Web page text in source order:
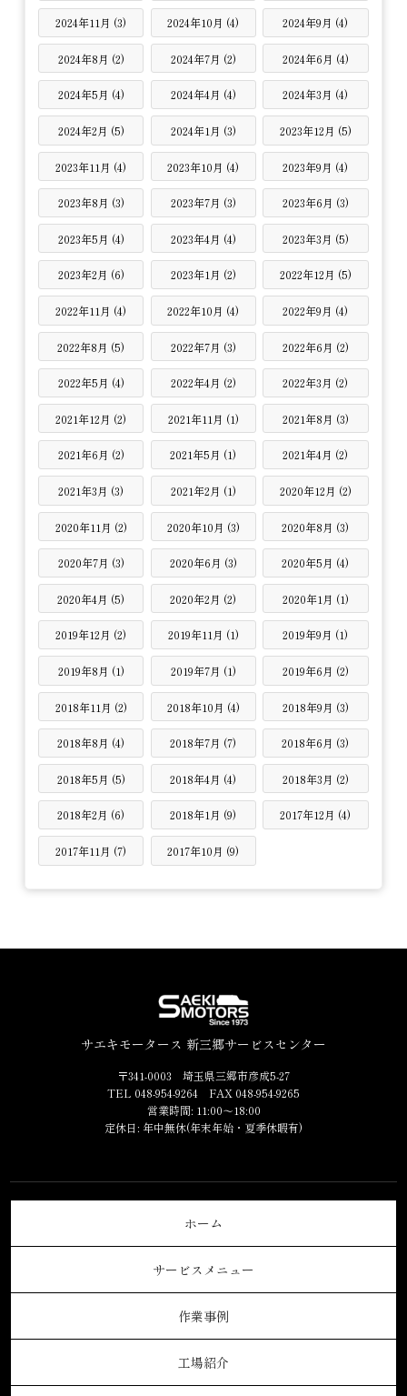
2024年11月 (3) 2024年10月 (4) 2024年9月 (4)
2024年8月 (2) 2024年7月 (2) 2024年6月 (4)
2024年5月 (4) 2024年4月 (4) 2024年3月 (4)
2024年2月 (5) 2024年1月 (3) 2023年12月 (5)
2023年11月 (4) 2023年10月 (4) 2023年9月 (4)
2023年8月 (3) 2023年7月 (3) 2023年6月 (3)
2023年5月 (4) 2023年4月 (4) 2023年3月 (5)
2023年2月 (6) 2023年1月 (2) 2022年12月 (5)
2022年11月 (4) 2022年10月 (4) 2022年9月 (4)
2022年8月 (5) 2022年7月 (3) 2022年6月 (2)
2022年5月 (4) 2022年4月 (2) 2022年3月 (2)
2021年12月 (2) 2021年11月 (1) 2021年8月 (3)
2021年6月 (2) 2021年5月 (1) 2021年4月 (2)
2021年3月 (3) 2021年2月 (1) 2020年12月 (2)
2020年11月 (2) 2020年10月 (3) 2020年8月 (3)
2020年7月 (3) 2020年6月 (3) 2020年5月 (4)
2020年4月 (5) 2020年2月 (2) 2020年1月 (1)
2019年12月 (2) 2019年11月 (1) 2019年9月 (1)
2019年8月 (1) 2019年7月 (1) 2019年6月 (2)
2018年11月 (2) 2018年10月 (4) 2018年9月 (3)
2018年8月 (4) 2018年7月 (7) 2018年6月 (3)
2018年5月 (5) 2018年4月 (4) 2018年3月 (2)
2018年2月 (6) 2018年1月 (9) 2017年12月 (4)
2017年11月 (7) 2017年10月 (9)
サエキモータース 新三郷サービスセンター
〒341-0003 埼玉県三郷市彦成5-27
TEL 048-954-9264 FAX 048-954-9265
営業時間: 11:00～18:00
定休日: 年中無休(年末年始・夏季休暇有)
ホーム
サービスメニュー
作業事例
工場紹介